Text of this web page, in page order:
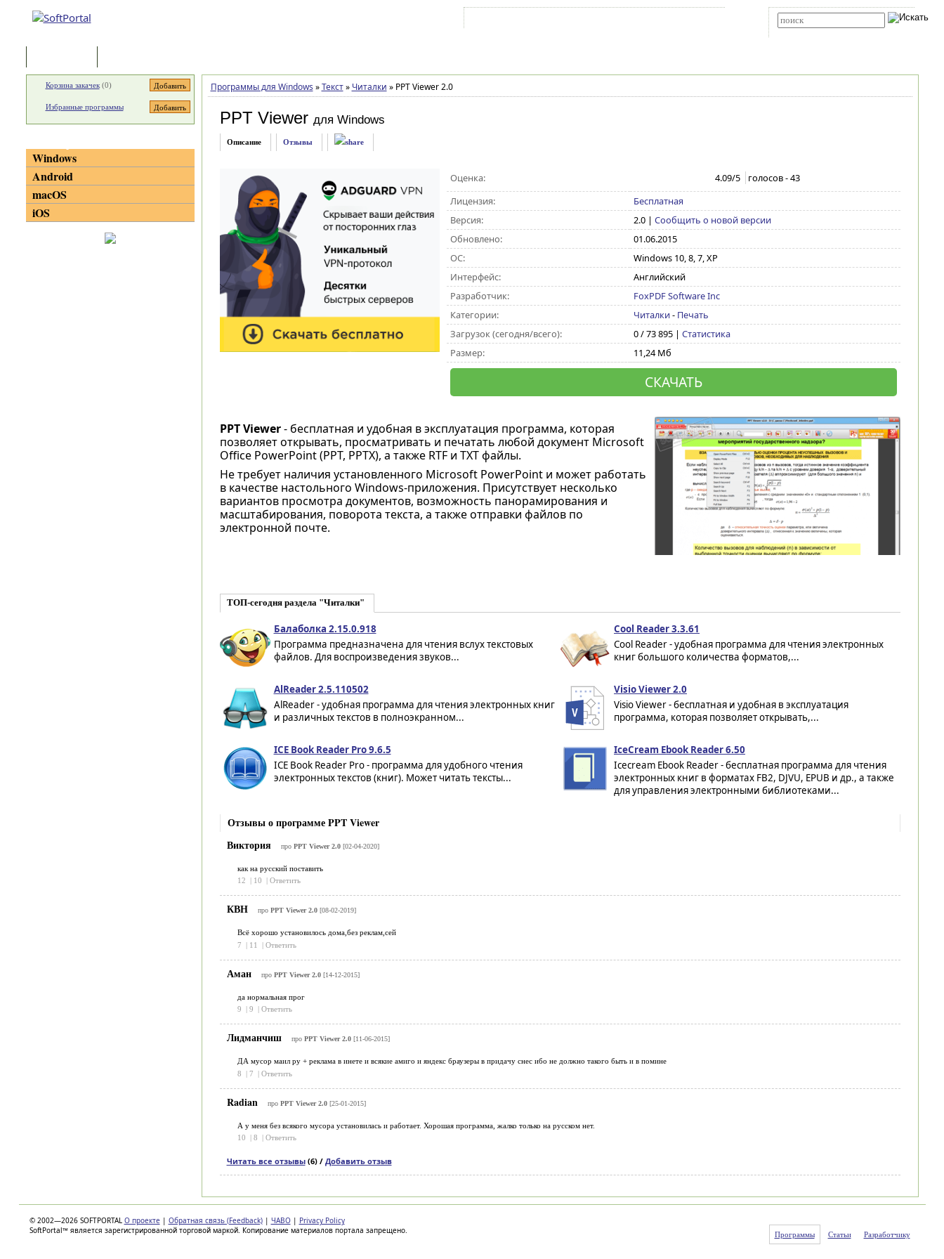
Программы для Windows » Текст » Читалки »PPT Viewer 2.0
PPT Viewer для Windows
Описание Отзывы
Оценка: 4.09/5 голосов -43
Лицензия:
Бесплатная
Версия:
2.0| Сообщить о новой версии
Обновлено:
01.06.2015
ОС:
Windows 10, 8, 7, XP
Интерфейс:
Английский
Разработчик:
FoxPDF Software Inc
Категории:
Читалки- Печать
Загрузок (сегодня/всего):
0 / 73 895 | Статистика
Размер:
11,24 Мб
СКАЧАТЬ
PPT Viewer- бесплатная и удобная в эксплуатация программа, которая
позволяет открывать, просматривать и печатать любой документ Microsoft
Office PowerPoint (PPT, PPTX), а также RTF и TXT файлы.
Не требует наличия установленного Microsoft PowerPoint и может работать
в качестве настольного Windows-приложения. Присутствует несколько
вариантов просмотра документов, возможность панорамирования и
масштабирования, поворота текста, а также отправки файлов по
электронной почте.
ТОП-сегодня раздела "Читалки"
Балаболка 2.15.0.918
Программа предназначена для чтения вслух текстовых
файлов. Для воспроизведения звуков...
Cool Reader 3.3.61
Cool Reader - удобная программа для чтения электронных
книг большого количества форматов,...
AlReader 2.5.110502
AlReader - удобная программа для чтения электронных книг
и различных текстов в полноэкранном...
Visio Viewer 2.0
Visio Viewer - бесплатная и удобная в эксплуатация
программа, которая позволяет открывать,...
ICE Book Reader Pro 9.6.5
ICE Book Reader Pro - программа для удобного чтения
электронных текстов (книг). Может читать тексты...
IceCream Ebook Reader 6.50
Icecream Ebook Reader - бесплатная программа для чтения
электронных книг в форматах FB2, DJVU, EPUB и др., а также
для управления электронными библиотеками...
Отзывы о программе PPT Viewer
Виктория
про PPT Viewer 2.0[02-04-2020]
как на русский поставить
12
10 Ответить
КВН про PPT Viewer 2.0[08-02-2019]
Всё хорошо установилось дома,без реклам,сей
7
| 11 | Ответить
Аман про PPT Viewer 2.0[14-12-2015]
да нормальная прог
9
9 Ответить
Лидманчиш про PPT Viewer 2.0[11-06-2015]
ДА мусор маил ру + реклама в инете и всякие амиго и яндекс браузеры в придачу снес ибо не должно такого быть и в помине
8
| 7 | Ответить
Radian про PPT Viewer 2.0[25-01-2015]
А у меня без всякого мусора установилась и работает. Хорошая программа, жалко только на русском нет.
10
8 Ответить
Читать все отзывы(6) / Добавить отзыв
Корзина закачек(0)
Избранные программы
Windows
Android
macOS
iOS
© 2002—2026 SOFTPORTAL О проекте | Обратная связь (Feedback) | ЧАВО | Privacy Policy
SoftPortal™ является зарегистрированной торговой маркой. Копирование материалов портала запрещено.
Программы Статьи Разработчику